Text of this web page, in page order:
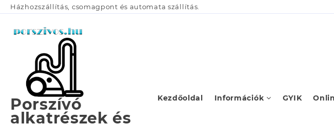
Skip
to
Házhozszállítás, csomagpont és automata szállítás.
Porszívó
alkatrészek és
Kezdőoldal Információk GYIK